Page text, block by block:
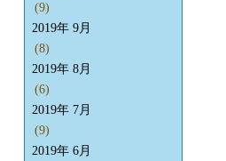
(9)
2019年 9月
(8)
2019年 8月
(6)
2019年 7月
(9)
2019年 6月